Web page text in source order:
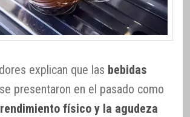
explican que las bebidas
se presentaron en el pasado como
físico y la agudeza